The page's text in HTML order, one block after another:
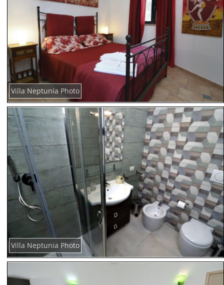
Villa Neptunia Photo
Villa Neptunia Photo